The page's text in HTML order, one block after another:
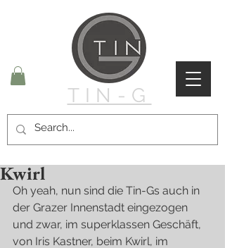
TIN-G
Kwirl
Oh yeah, nun sind die Tin-Gs auch in
der Grazer Innenstadt eingezogen
und zwar, im superklassen Geschäft,
von Iris Kastner, beim Kwirl, im